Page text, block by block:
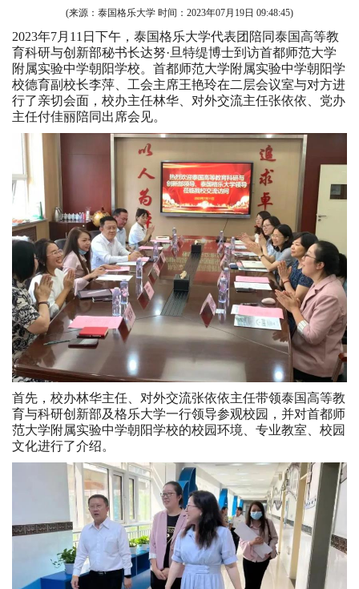
(来源：泰国格乐大学 时间： 2023年07月19日 09:48:45)
2023年7月11日下午，泰国格乐大学代表团陪同泰国高等教
育科研与创新部秘书长达努·旦特缇博士到访首都师范大学
附属实验中学朝阳学校。首都师范大学附属实验中学朝阳学
校德育副校长李萍、工会主席王艳玲在二层会议室与对方进
行了亲切会面，校办主任林华、对外交流主任张依依、党办
主任付佳丽陪同出席会见。
首先，校办林华主任、对外交流张依依主任带领泰国高等教
育与科研创新部及格乐大学一行领导参观校园，并对首都师
范大学附属实验中学朝阳学校的校园环境、专业教室、校园
文化进行了介绍。